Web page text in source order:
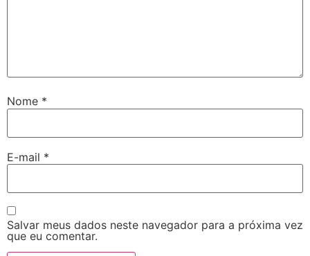
Nome *
E-mail *
Salvar meus dados neste navegador para a próxima vez
que eu comentar.